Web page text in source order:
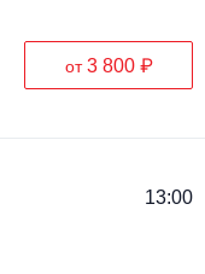
от3 800 ₽
13:00